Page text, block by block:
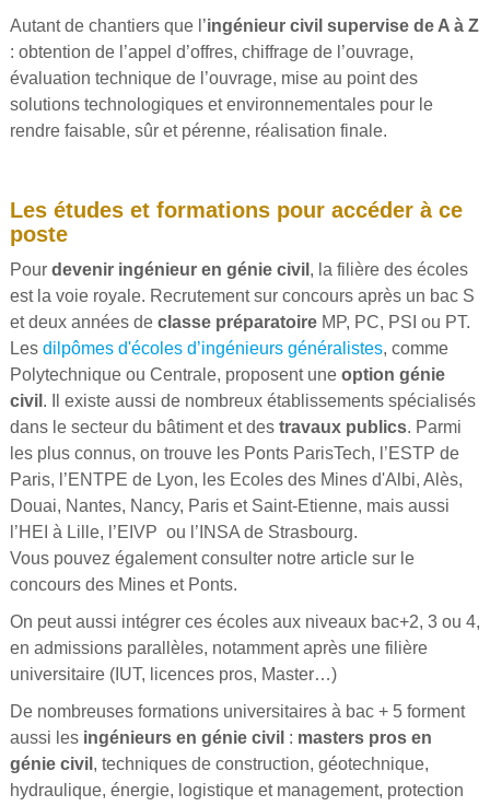
Autant de chantiers que l’ingénieur civil supervise de A à Z
: obtention de l’appel d’offres, chiffrage de l’ouvrage,
évaluation technique de l’ouvrage, mise au point des
solutions technologiques et environnementales pour le
rendre faisable, sûr et pérenne, réalisation finale.
Les études et formations pour accéder à ce
poste
Pour devenir ingénieur en génie civil , la filière des écoles
est la voie royale. Recrutement sur concours après un bac S
et deux années de classe préparatoireMP, PC, PSI ou PT.
Les dilpômes d'écoles d’ingénieurs généralistes, comme
Polytechnique ou Centrale, proposent une option génie
civil . Il existe aussi de nombreux établissements spécialisés
dans le secteur du bâtiment et des travaux publics. Parmi
les plus connus, on trouve les Ponts ParisTech, l’ESTP de
Paris, l’ENTPE de Lyon, les Ecoles des Mines d'Albi, Alès,
Douai, Nantes, Nancy, Paris et Saint-Etienne, mais aussi
l’HEI à Lille, l’EIVP ou l’INSA de Strasbourg.
Vous pouvez également consulter notre article sur le
concours des Mines et Ponts.
On peut aussi intégrer ces écoles aux niveaux bac+2, 3 ou 4,
en admissions parallèles, notamment après une filière
universitaire (IUT, licences pros, Master…)
De nombreuses formations universitaires à bac + 5 forment
aussi les ingénieurs en génie civil : masters pros en
génie civil , techniques de construction, géotechnique,
hydraulique, énergie, logistique et management, protection